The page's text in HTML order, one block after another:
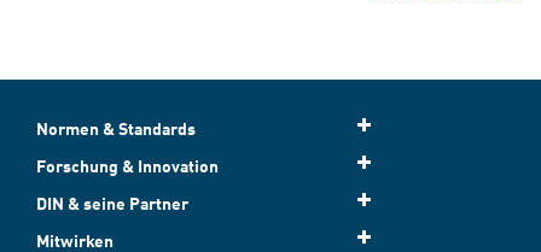
Normen & Standards
Forschung & Innovation
DIN & seine Partner
Mitwirken